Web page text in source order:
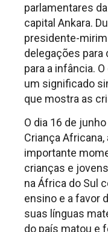
parlamentares
capital Ankara.
presidente-
delegações
para a infância.
um significado
que mostra as
O dia 16 de
Criança
importante
crianças e
na África do Sul
ensino e a favor
suas línguas
do país matou e